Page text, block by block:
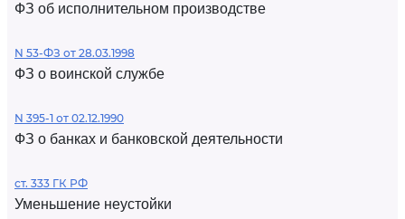
ФЗ об исполнительном производстве
N 53-ФЗ от 28.03.1998
ФЗ о воинской службе
N 395-1 от 02.12.1990
ФЗ о банках и банковской деятельности
ст. 333 ГК РФ
Уменьшение неустойки